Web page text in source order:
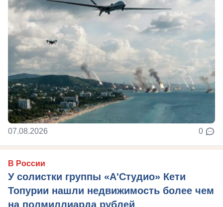
07.08.2026 0
В России
У солистки группы «А'Студио» Кети
Топурии нашли недвижимость более чем
на полмиллиарда рублей